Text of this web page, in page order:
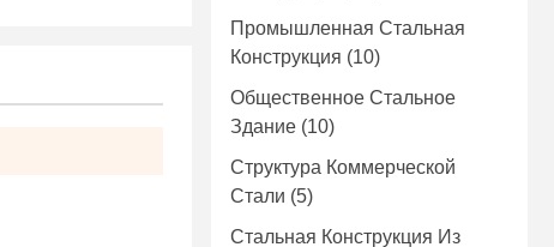
Промышленная Стальная
Конструкция (10)
Общественное Стальное
Здание (10)
Структура Коммерческой
Стали (5)
Стальная Конструкция Из